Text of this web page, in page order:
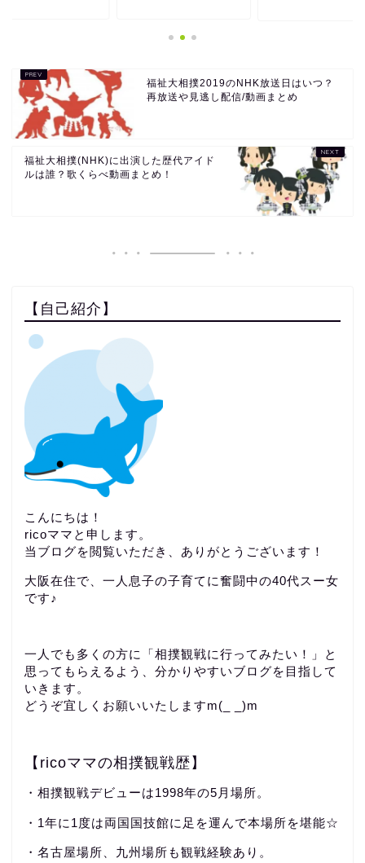
福祉大相撲2019のNHK放送日はいつ？
再放送や見逃し配信/動画まとめ
福祉大相撲(NHK)に出演した歴代アイド
ルは誰？歌くらべ動画まとめ！
【自己紹介】
こんにちは！
ricoママと申します。
当ブログを閲覧いただき、ありがとうございます！
大阪在住で、一人息子の子育てに奮闘中の40代スー女
です♪
一人でも多くの方に「相撲観戦に行ってみたい！」と
思ってもらえるよう、分かりやすいブログを目指して
いきます。
どうぞ宜しくお願いいたしますm(_ _)m
【ricoママの相撲観戦歴】
・相撲観戦デビューは1998年の5月場所。
・1年に1度は両国国技館に足を運んで本場所を堪能☆
・名古屋場所、九州場所も観戦経験あり。